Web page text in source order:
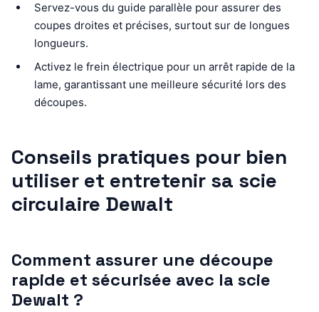
Servez-vous du guide parallèle pour assurer des
coupes droites et précises, surtout sur de longues
longueurs.
Activez le frein électrique pour un arrêt rapide de la
lame, garantissant une meilleure sécurité lors des
découpes.
Conseils pratiques pour bien
utiliser et entretenir sa scie
circulaire Dewalt
Comment assurer une découpe
rapide et sécurisée avec la scie
Dewalt ?